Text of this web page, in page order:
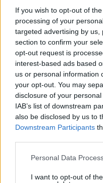
If you wish to opt-out of
processing of your
targeted advertising by
section to confirm your
opt-out request is
interest-based ads based
us or personal information
your opt-out. You may
disclosure of your
IAB’s list of downstream
also be disclosed by us to
Downstream Participants
Please note that this
not limited to your visit or
Personal Data
I want to opt-out of
τουλάχιστον μια
εκτίμηση για τον
είναι ότι θα
περισσότερα από
των 85 χρόνων τις
Ιανουαρίου»
χρονοδιάγραμμα
φάσης, δηλαδή
δομών του ΕΣΥ και
των Μονάδων
Σύμφωνα με το